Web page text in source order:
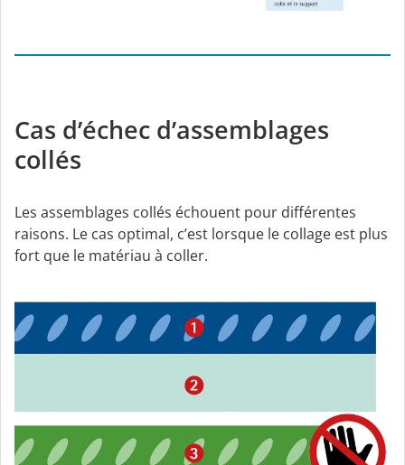
Cas d’échec d’assemblages
collés
Les assemblages collés échouent pour différentes
raisons. Le cas optimal, c’est lorsque le collage est plus
fort que le matériau à coller.